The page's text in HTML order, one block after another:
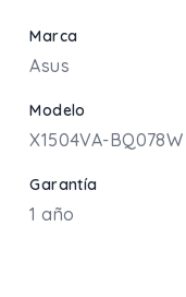
Marca
Asus
Modelo
X1504VA-BQ078W
Garantía
1 año